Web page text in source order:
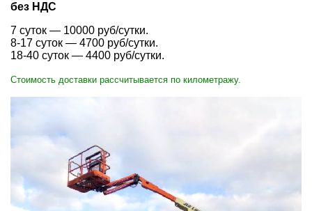
без НДС
7 суток — 10000 руб/сутки.
8-17 суток — 4700 руб/сутки.
18-40 суток — 4400 руб/сутки.
Стоимость доставки рассчитывается по километражу.